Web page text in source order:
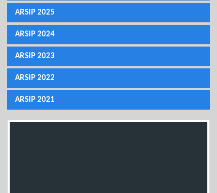
ARSIP 2025
ARSIP 2024
ARSIP 2023
ARSIP 2022
ARSIP 2021